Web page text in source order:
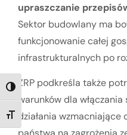
TOGGLE HIGH CONTRAST
TOGGLE FONT SIZE
upraszczanie
Sektor budowlany ma
funkcjonowanie całej
infrastrukturalnych po
ZRP podkreśla także
warunków dla
działania